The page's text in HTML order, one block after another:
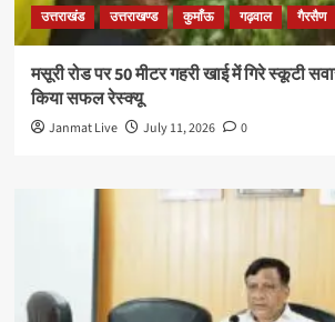
उत्तराखंड उत्तराखण्ड कुमाँऊ गढ़वाल गैरसैण
मसूरी रोड पर 50 मीटर गहरी खाई में गिरे स्कूटी
किया सफल रेस्क्यू
Janmat Live July 11, 2026 0